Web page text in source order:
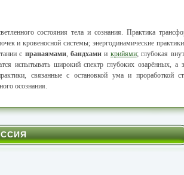
состояния тела и сознания. Практика
и кровеносной системы; энергодинамические практики
с пранаямами, бандхамии крийями; глубокая
испытывать широкий спектр глубоких озарённых, а
связанные с остановкой ума и проработкой
осознания.